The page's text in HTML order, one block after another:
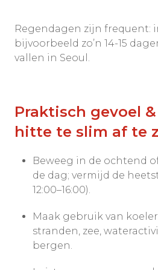
Regendagen zijn frequent:
bijvoorbeeld zo’n 14-15
vallen in Seoul.
Praktisch gevoel
hitte te slim af te
Beweeg in de ochtend
de dag; vermijd de
12:00–16:00).
Maak gebruik van
stranden, zee,
bergen.